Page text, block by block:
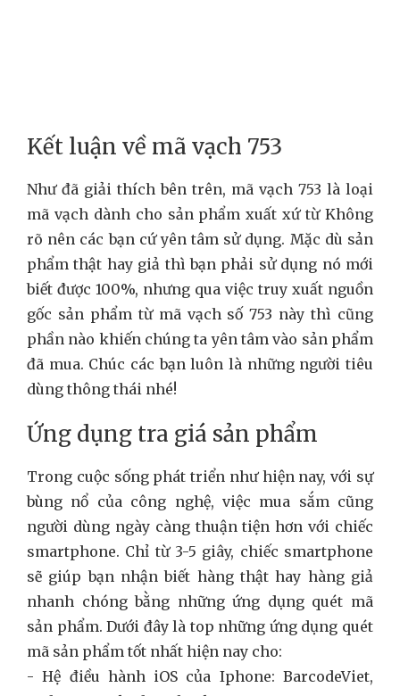
Kết luận về mã vạch 753
Như đã giải thích bên trên, mã vạch 753 là loại
mã vạch dành cho sản phẩm xuất xứ từ Không
rõ nên các bạn cứ yên tâm sử dụng. Mặc dù sản
phẩm thật hay giả thì bạn phải sử dụng nó mới
biết được 100%, nhưng qua việc truy xuất nguồn
gốc sản phẩm từ mã vạch số 753 này thì cũng
phần nào khiến chúng ta yên tâm vào sản phẩm
đã mua. Chúc các bạn luôn là những người tiêu
dùng thông thái nhé!
Ứng dụng tra giá sản phẩm
Trong cuộc sống phát triển như hiện nay, với sự
bùng nổ của công nghệ, việc mua sắm cũng
người dùng ngày càng thuận tiện hơn với chiếc
smartphone. Chỉ từ 3-5 giây, chiếc smartphone
sẽ giúp bạn nhận biết hàng thật hay hàng giả
nhanh chóng bằng những ứng dụng quét mã
sản phẩm. Dưới đây là top những ứng dụng quét
mã sản phẩm tốt nhất hiện nay cho:
- Hệ điều hành iOS của Iphone: BarcodeViet,